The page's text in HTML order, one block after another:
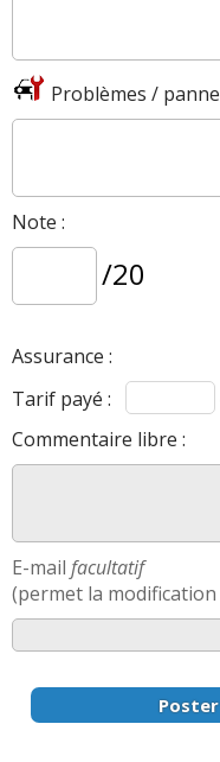
Problèmes /
Note :
/20
Assurance :
Tarif payé :
Commentaire libre :
E-mail facultatif
(permet la
Poster